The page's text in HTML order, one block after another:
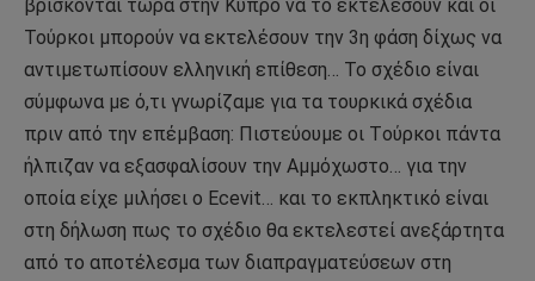
βρίσκονται τώρα στην Κύπρο να το εκτελέσουν και οι
Τούρκοι μπορούν να εκτελέσουν την 3η φάση δίχως να
αντιμετωπίσουν ελληνική επίθεση… Το σχέδιο είναι
σύμφωνα με ό,τι γνωρίζαμε για τα τουρκικά σχέδια
πριν από την επέμβαση: Πιστεύουμε οι Tούρκοι πάντα
ήλπιζαν να εξασφαλίσουν την Αμμόχωστο… για την
οποία είχε μιλήσει ο Ecevit… και το εκπληκτικό είναι
στη δήλωση πως το σχέδιο θα εκτελεστεί ανεξάρτητα
από το αποτέλεσμα των διαπραγματεύσεων στη